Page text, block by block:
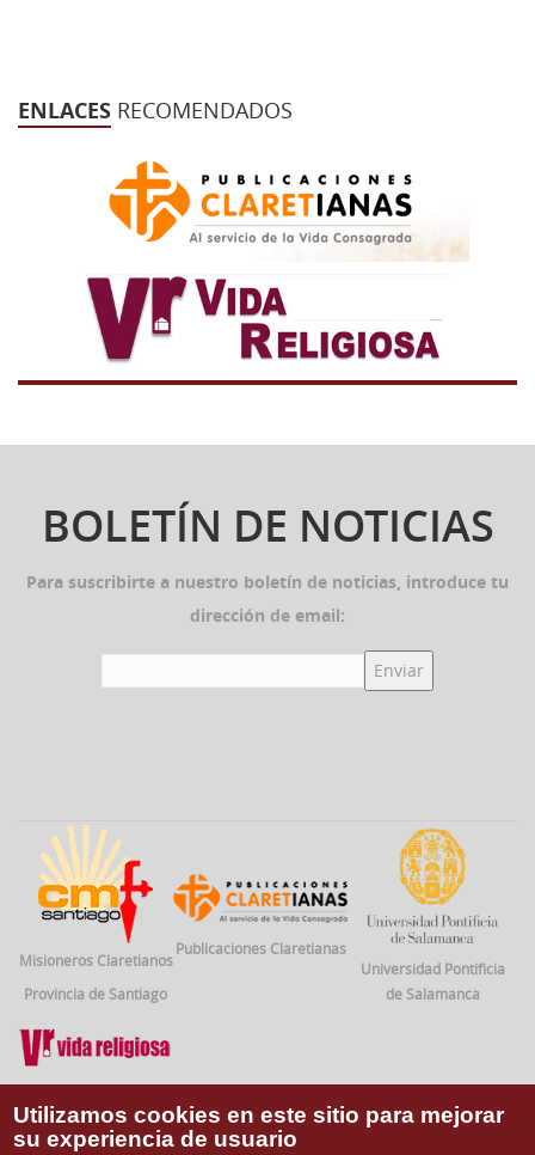
ENLACES RECOMENDADOS
BOLETÍN DE NOTICIAS
Para suscribirte a nuestro boletín de noticias, introduce tu
dirección de email:
Misioneros Claretianos
Provincia de Santiago
Publicaciones Claretianas
Universidad Pontificia
de Salamanca
Utilizamos cookies en este sitio para mejorar
su experiencia de usuario